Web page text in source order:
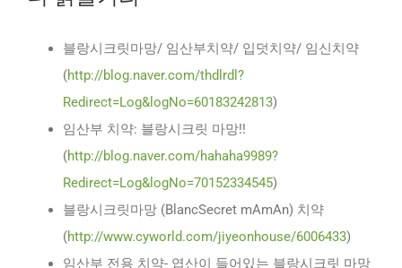
블랑시크릿마망/ 임산부치약/ 입덧치약/ 임신치약
(http://blog.naver.com/thdlrdl?
Redirect=Log&logNo=60183242813)
임산부 치약: 블랑시크릿 마망!!
(http://blog.naver.com/hahaha9989?
Redirect=Log&logNo=70152334545)
블랑시크릿마망 (BlancSecret mAmAn) 치약
(http://www.cyworld.com/jiyeonhouse/6006433)
임산부 전용 치약- 엽산이 들어있는 블랑시크릿 마망